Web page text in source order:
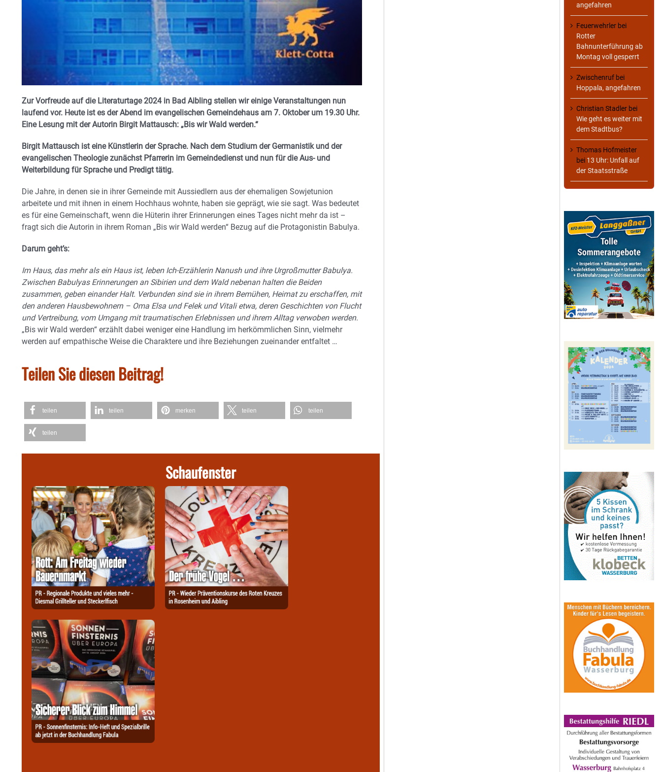
Zur Vorfreude auf die Literaturtage 2024 in Bad Aibling stellen wir einige Veranstaltungen nun
laufend vor. Heute ist es der Abend im evangelischen Gemeindehaus am 7. Oktober um 19.30 Uhr.
Eine Lesung mit der Autorin Birgit Mattausch: „Bis wir Wald werden.“
Birgit Mattausch ist eine Künstlerin der Sprache. Nach dem Studium der Germanistik und der
evangelischen Theologie zunächst Pfarrerin im Gemeindedienst und nun für die Aus- und
Weiterbildung für Sprache und Predigt tätig.
Die Jahre, in denen sie in ihrer Gemeinde mit Aussiedlern aus der ehemaligen Sowjetunion
arbeitete und mit ihnen in einem Hochhaus wohnte, haben sie geprägt, wie sie sagt. Was bedeutet
es für eine Gemeinschaft, wenn die Hüterin ihrer Erinnerungen eines Tages nicht mehr da ist –
fragt sich die Autorin in ihrem Roman „Bis wir Wald werden“ Bezug auf die Protagonistin Babulya.
Darum geht’s:
Im Haus, das mehr als ein Haus ist, leben Ich-Erzählerin Nanush und ihre Urgroßmutter Babulya.
Zwischen Babulyas Erinnerungen an Sibirien und dem Wald nebenan halten die Beiden
zusammen, geben einander Halt. Verbunden sind sie in ihrem Bemühen, Heimat zu erschaffen, mit
den anderen Hausbewohnern – Oma Elsa und Felek und Vitali etwa, deren Geschichten von Flucht
und Vertreibung, vom Umgang mit traumatischen Erlebnissen und ihrem Alltag verwoben werden.
„Bis wir Wald werden“ erzählt dabei weniger eine Handlung im herkömmlichen Sinn, vielmehr
werden auf empathische Weise die Charaktere und ihre Beziehungen zueinander entfaltet …
Teilen Sie diesen Beitrag!
teilen teilen merken teilen teilen
teilen
Schaufenster
angefahren
Feuerwehrler bei
Rotter
Bahnunterführung ab
Montag voll gesperrt
Zwischenruf bei
Hoppala, angefahren
Christian Stadler bei
Wie geht es weiter mit
dem Stadtbus?
Thomas Hofmeister
bei 13 Uhr: Unfall auf
der Staatsstraße